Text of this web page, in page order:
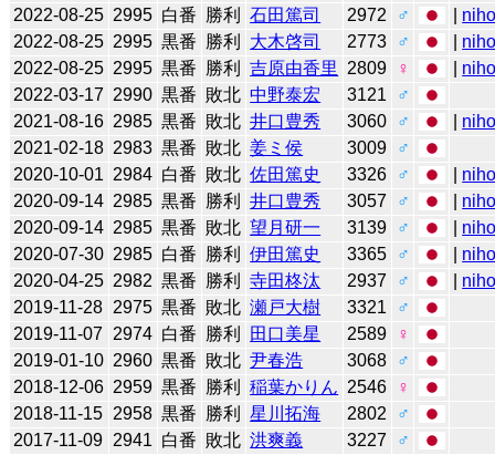
2022-08-25 2995 白番 勝利 石田篤司 2972 ♂
2022-08-25 2995 黒番 勝利 大木啓司 2773 ♂
2022-08-25 2995 黒番 勝利 吉原由香里 2809 ♀
2022-03-17 2990 黒番 敗北 中野泰宏 3121
♂
2021-08-16 2985 黒番 敗北 井口豊秀 3060 ♂
2021-02-18 2983 黒番 敗北 姜ミ侯 3009
♂
2020-10-01 2984 白番 敗北 佐田篤史 3326 ♂
2020-09-14 2985 黒番 勝利 井口豊秀 3057 ♂
2020-09-14 2985 黒番 敗北 望月研一 3139 ♂
2020-07-30 2985 白番 勝利 伊田篤史 3365 ♂
2020-04-25 2982 黒番 勝利 寺田柊汰 2937 ♂
2019-11-28 2975 黒番 敗北 瀬戸大樹 3321
♂
2019-11-07
2974 白番 勝利 田口美星 2589
♀
2019-01-10 2960 黒番 敗北 尹春浩 3068
♂
2018-12-06 2959 黒番 勝利 稲葉かりん 2546
♀
2018-11-15 2958 黒番 勝利 星川拓海 2802
♂
2017-11-09 2941 白番 敗北 洪爽義 3227
♂